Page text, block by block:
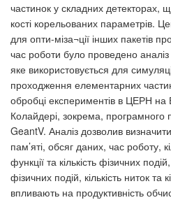
частинок у складних детекторах,
кості корельованих параметрів.
для опти-міза¬ції інших пакетів
час роботи було проведено
яке використовується для
проходження елементарних
обробці експериментів в ЦЕРН
Колайдері, зокрема, програмного
GeantV. Аналіз дозволив
пам’яті, обсяг даних, час роботу,
функції та кількість фізичних
фізичних подій, кількість ниток та
впливають на продуктивність